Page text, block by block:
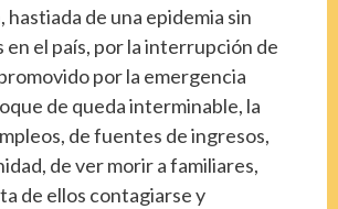
hastiada de una epidemia sin
el país, por la interrupción de
por la emergencia
de queda interminable, la
de fuentes de ingresos,
de ver morir a familiares,
de ellos contagiarse y